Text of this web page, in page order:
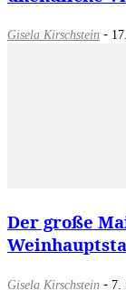
Gisela Kirschstein -
Der große
Gisela Kirschstein - 7.